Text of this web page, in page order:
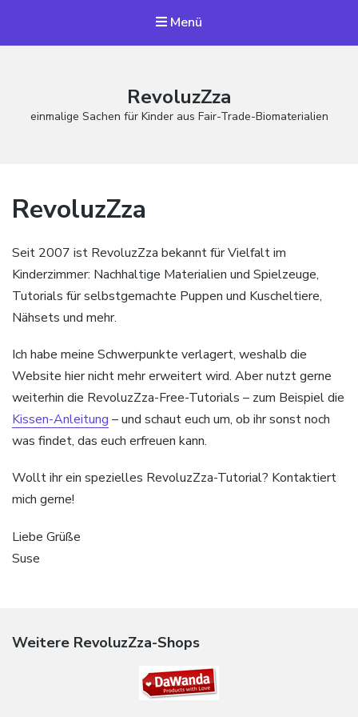
Menü
RevoluzZza
einmalige Sachen für Kinder aus Fair-Trade-Biomaterialien
RevoluzZza
Seit 2007 ist RevoluzZza bekannt für Vielfalt im
Kinderzimmer: Nachhaltige Materialien und Spielzeuge,
Tutorials für selbstgemachte Puppen und Kuscheltiere,
Nähsets und mehr.
Ich habe meine Schwerpunkte verlagert, weshalb die
Website hier nicht mehr erweitert wird. Aber nutzt gerne
weiterhin die RevoluzZza-Free-Tutorials – zum Beispiel die
Kissen-Anleitung – und schaut euch um, ob ihr sonst noch
was findet, das euch erfreuen kann.
Wollt ihr ein spezielles RevoluzZza-Tutorial? Kontaktiert
mich gerne!
Liebe Grüße
Suse
Weitere RevoluzZza-Shops